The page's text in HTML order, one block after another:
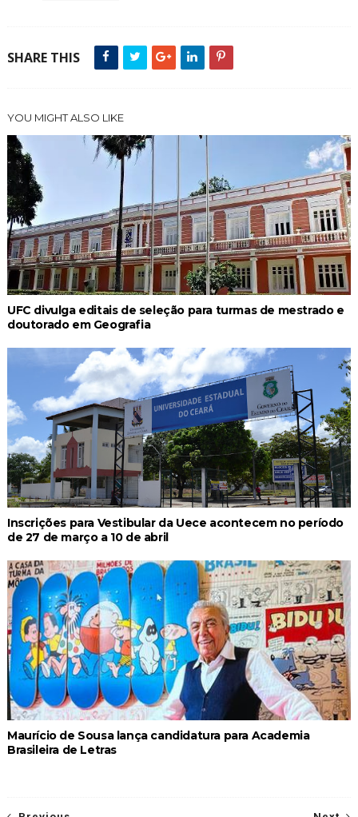
SHARE THIS
YOU MIGHT ALSO LIKE
UFC divulga editais de seleção para turmas de mestrado e
doutorado em Geografia
Inscrições para Vestibular da Uece acontecem no período
de 27 de março a 10 de abril
Maurício de Sousa lança candidatura para Academia
Brasileira de Letras